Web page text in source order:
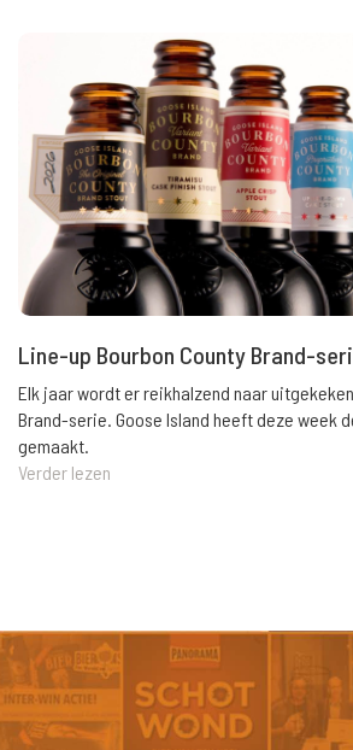
Line-up Bourbon County Brand-
Elk jaar wordt er reikhalzend naar
Brand-serie. Goose Island heeft deze week
gemaakt.
Verder lezen